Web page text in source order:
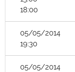
18:00
05/05/2014
19:30
05/05/2014